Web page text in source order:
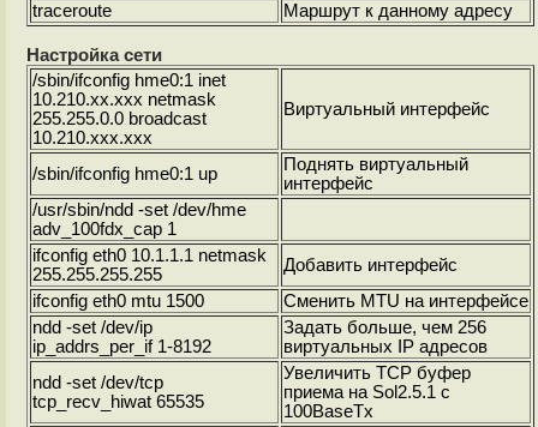
traceroute
Маршрут к данному адресу
Настройка сети
/sbin/ifconfig hme0:1 inet
10.210.xx.xxx netmask
255.255.0.0 broadcast
10.210.xxx.xxx
Виртуальный интерфейс
/sbin/ifconfig hme0:1 up
Поднять виртуальный
интерфейс
/usr/sbin/ndd -set /dev/hme
adv_100fdx_cap 1
ifconfig eth0 10.1.1.1 netmask
255.255.255.255
Добавить интерфейс
ifconfig eth0 mtu 1500
Сменить MTU на интерфейсе
ndd -set /dev/ip
ip_addrs_per_if 1-8192
Задать больше, чем 256
виртуальных IP адресов
ndd -set /dev/tcp
tcp_recv_hiwat 65535
Увеличить TCP буфер
приема на Sol2.5.1 с
100BaseTx